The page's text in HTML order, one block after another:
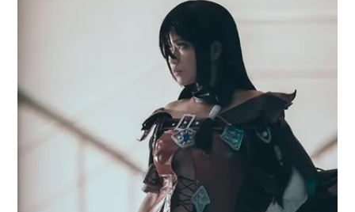
夏アニメ
男性声優/女性声優一覧
FOLLOW US